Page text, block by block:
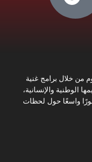
من خلال برامج غنية
الوطنية والإنسانية،
واسعًا حول لحظات